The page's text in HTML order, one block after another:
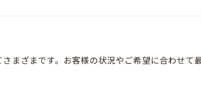
まざまです。お客様の状況やご希望に合わせて